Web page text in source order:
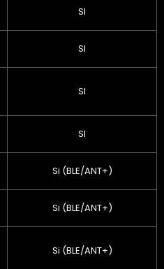
SI
SI
SI
SI
Si (BLE/ANT+)
Si (BLE/ANT+)
Si (BLE/ANT+)